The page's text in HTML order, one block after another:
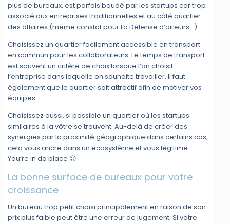
plus de bureaux, est parfois boudé par les startups car trop
associé aux entreprises traditionnelles et au côté quartier
des affaires (même constat pour La Défense d’ailleurs…).
Choisissez un quartier facilement accessible en transport
en commun pour les collaborateurs. Le temps de transport
est souvent un critère de choix lorsque l’on choisit
l’entreprise dans laquelle on souhaite travailler. Il faut
également que le quartier soit attractif afin de motiver vos
équipes.
Choisissez aussi, si possible un quartier où les startups
similaires à la vôtre se trouvent. Au-delà de créer des
synergies par la proximité géographique dans certains cas,
cela vous ancre dans un écosystème et vous légitime.
You’re in da place 😉
La bonne surface de bureaux pour votre
croissance
Un bureau trop petit choisi principalement en raison de son
prix plus faible peut être une erreur de jugement. Si votre